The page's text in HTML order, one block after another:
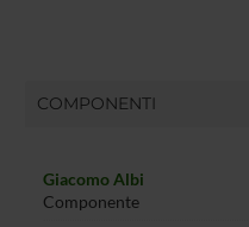
COMPONENTI
Giacomo Albi
Componente